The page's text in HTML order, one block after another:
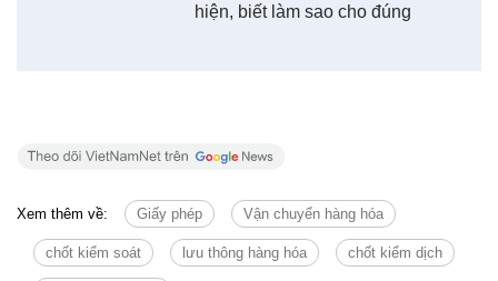
hiện, biết làm sao cho đúng
Xem thêm về: Giấy phép Vận chuyển hàng hóa
chốt kiểm soát lưu thông hàng hóa chốt kiểm dịch